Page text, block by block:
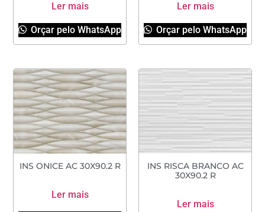
Ler mais
Orçar pelo WhatsApp
Ler mais
Orçar pelo WhatsApp
INS ONICE AC 30X90.2 R
Ler mais
INS RISCA BRANCO AC
30X90.2 R
Ler mais